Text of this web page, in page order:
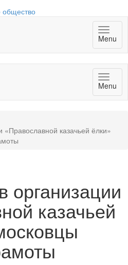
Menu
Menu
казачьей ёлки»
казачьей